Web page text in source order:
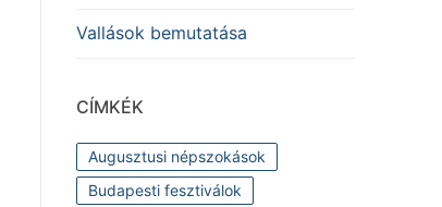
Vallások bemutatása
CÍMKÉK
Augusztusi népszokások
Budapesti fesztiválok